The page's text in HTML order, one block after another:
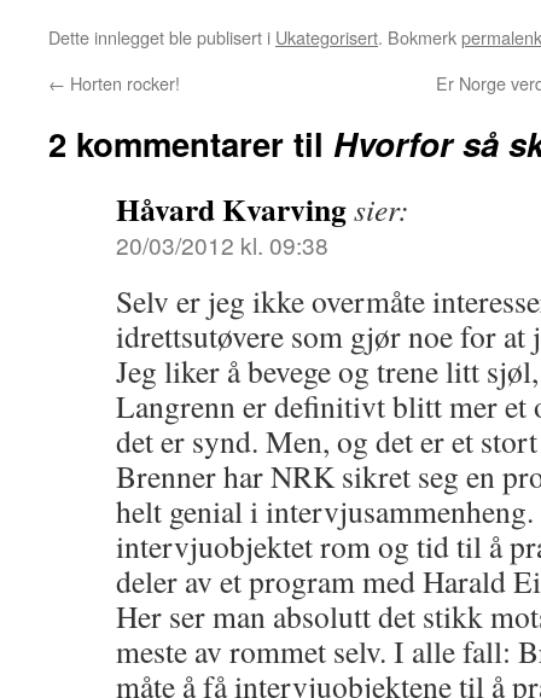
Dette innlegget ble publisert i Ukategorisert. Bokmerk
← Horten rocker! Er Norge
2 kommentarer til Hvorfor så
Håvard Kvarvingsier:
20/03/2012 kl. 09:38
Selv er jeg ikke overmåte
idrettsutøvere som gjør noe for at
Jeg liker å bevege og trene litt
Langrenn er definitivt blitt mer et
det er synd. Men, og det er et
Brenner har NRK sikret seg en
helt genial i
intervjuobjektet rom og tid til å
deler av et program med Harald
Her ser man absolutt det stikk
meste av rommet selv. I alle fall:
måte å få intervjuobjektene til å